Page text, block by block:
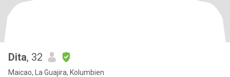
Dita, 32
Maicao, La Guajira, Kolumbien